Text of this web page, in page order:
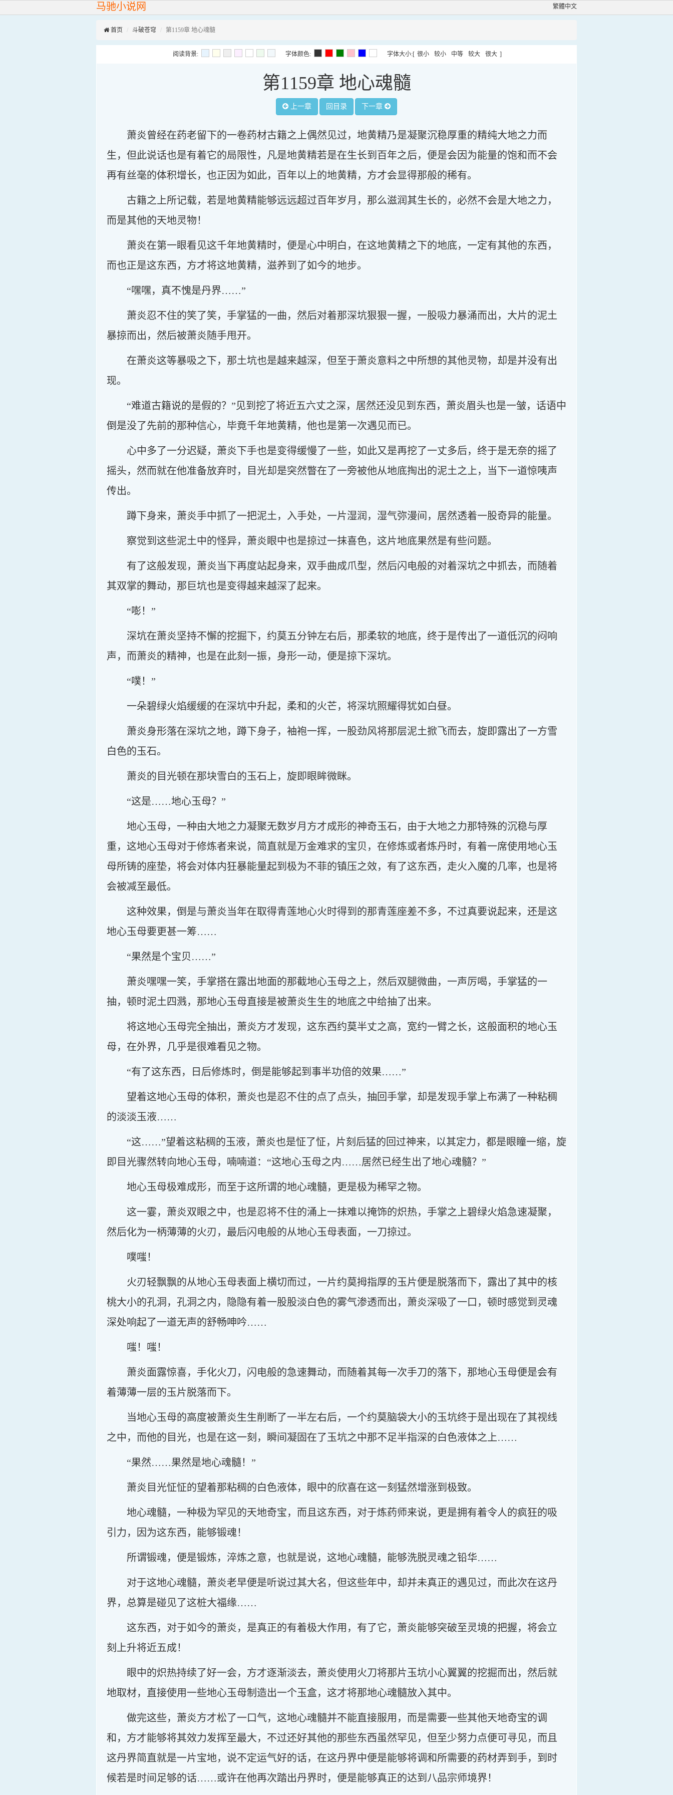
马驰小说网 繁體中文
首页 斗破苍穹 第1159章 地心魂髓
阅读背景: 字体颜色: 字体大小:[ 很小 较小 中等 较大 很大 ]
第1159章 地心魂髓
上一章 回目录 下一章
萧炎曾经在药老留下的一卷药材古籍之上偶然见过，地黄精乃是凝聚沉稳厚重的精纯大地之力而
生，但此说话也是有着它的局限性，凡是地黄精若是在生长到百年之后，便是会因为能量的饱和而不会
再有丝毫的体积增长，也正因为如此，百年以上的地黄精，方才会显得那般的稀有。
古籍之上所记载，若是地黄精能够远远超过百年岁月，那么滋润其生长的，必然不会是大地之力，
而是其他的天地灵物！
萧炎在第一眼看见这千年地黄精时，便是心中明白，在这地黄精之下的地底，一定有其他的东西，
而也正是这东西，方才将这地黄精，滋养到了如今的地步。
“嘿嘿，真不愧是丹界……”
萧炎忍不住的笑了笑，手掌猛的一曲，然后对着那深坑狠狠一握，一股吸力暴涌而出，大片的泥土
暴掠而出，然后被萧炎随手甩开。
在萧炎这等暴吸之下，那土坑也是越来越深，但至于萧炎意料之中所想的其他灵物，却是并没有出
现。
“难道古籍说的是假的？”见到挖了将近五六丈之深，居然还没见到东西，萧炎眉头也是一皱，话语中
倒是没了先前的那种信心，毕竟千年地黄精，他也是第一次遇见而已。
心中多了一分迟疑，萧炎下手也是变得缓慢了一些，如此又是再挖了一丈多后，终于是无奈的摇了
摇头，然而就在他准备放弃时，目光却是突然瞥在了一旁被他从地底掏出的泥土之上，当下一道惊咦声
传出。
蹲下身来，萧炎手中抓了一把泥土，入手处，一片湿润，湿气弥漫间，居然透着一股奇异的能量。
察觉到这些泥土中的怪异，萧炎眼中也是掠过一抹喜色，这片地底果然是有些问题。
有了这般发现，萧炎当下再度站起身来，双手曲成爪型，然后闪电般的对着深坑之中抓去，而随着
其双掌的舞动，那巨坑也是变得越来越深了起来。
“嘭！”
深坑在萧炎坚持不懈的挖掘下，约莫五分钟左右后，那柔软的地底，终于是传出了一道低沉的闷响
声，而萧炎的精神，也是在此刻一振，身形一动，便是掠下深坑。
“噗！”
一朵碧绿火焰缓缓的在深坑中升起，柔和的火芒，将深坑照耀得犹如白昼。
萧炎身形落在深坑之地，蹲下身子，袖袍一挥，一股劲风将那层泥土掀飞而去，旋即露出了一方雪
白色的玉石。
萧炎的目光顿在那块雪白的玉石上，旋即眼眸微眯。
“这是……地心玉母？”
地心玉母，一种由大地之力凝聚无数岁月方才成形的神奇玉石，由于大地之力那特殊的沉稳与厚
重，这地心玉母对于修炼者来说，简直就是万金难求的宝贝，在修炼或者炼丹时，有着一席使用地心玉
母所铸的座垫，将会对体内狂暴能量起到极为不菲的镇压之效，有了这东西，走火入魔的几率，也是将
会被减至最低。
这种效果，倒是与萧炎当年在取得青莲地心火时得到的那青莲座差不多，不过真要说起来，还是这
地心玉母要更甚一筹……
“果然是个宝贝……”
萧炎嘿嘿一笑，手掌搭在露出地面的那截地心玉母之上，然后双腿微曲，一声厉喝，手掌猛的一
抽，顿时泥土四溅，那地心玉母直接是被萧炎生生的地底之中给抽了出来。
将这地心玉母完全抽出，萧炎方才发现，这东西约莫半丈之高，宽约一臂之长，这般面积的地心玉
母，在外界，几乎是很难看见之物。
“有了这东西，日后修炼时，倒是能够起到事半功倍的效果……”
望着这地心玉母的体积，萧炎也是忍不住的点了点头，抽回手掌，却是发现手掌上布满了一种粘稠
的淡淡玉液……
“这……”望着这粘稠的玉液，萧炎也是怔了怔，片刻后猛的回过神来，以其定力，都是眼瞳一缩，旋
即目光骤然转向地心玉母，喃喃道：“这地心玉母之内……居然已经生出了地心魂髓？”
地心玉母极难成形，而至于这所谓的地心魂髓，更是极为稀罕之物。
这一霎，萧炎双眼之中，也是忍将不住的涌上一抹难以掩饰的炽热，手掌之上碧绿火焰急速凝聚，
然后化为一柄薄薄的火刃，最后闪电般的从地心玉母表面，一刀掠过。
噗嗤！
火刃轻飘飘的从地心玉母表面上横切而过，一片约莫拇指厚的玉片便是脱落而下，露出了其中的核
桃大小的孔洞，孔洞之内，隐隐有着一股股淡白色的雾气渗透而出，萧炎深吸了一口，顿时感觉到灵魂
深处响起了一道无声的舒畅呻吟……
嗤！嗤！
萧炎面露惊喜，手化火刀，闪电般的急速舞动，而随着其每一次手刀的落下，那地心玉母便是会有
着薄薄一层的玉片脱落而下。
当地心玉母的高度被萧炎生生削断了一半左右后，一个约莫脑袋大小的玉坑终于是出现在了其视线
之中，而他的目光，也是在这一刻，瞬间凝固在了玉坑之中那不足半指深的白色液体之上……
“果然……果然是地心魂髓！”
萧炎目光怔怔的望着那粘稠的白色液体，眼中的欣喜在这一刻猛然增涨到极致。
地心魂髓，一种极为罕见的天地奇宝，而且这东西，对于炼药师来说，更是拥有着令人的疯狂的吸
引力，因为这东西，能够锻魂！
所谓锻魂，便是锻炼，淬炼之意，也就是说，这地心魂髓，能够洗脱灵魂之铅华……
对于这地心魂髓，萧炎老早便是听说过其大名，但这些年中，却并未真正的遇见过，而此次在这丹
界，总算是碰见了这桩大福缘……
这东西，对于如今的萧炎，是真正的有着极大作用，有了它，萧炎能够突破至灵境的把握，将会立
刻上升将近五成！
眼中的炽热持续了好一会，方才逐渐淡去，萧炎使用火刀将那片玉坑小心翼翼的挖掘而出，然后就
地取材，直接使用一些地心玉母制造出一个玉盒，这才将那地心魂髓放入其中。
做完这些，萧炎方才松了一口气，这地心魂髓并不能直接服用，而是需要一些其他天地奇宝的调
和，方才能够将其效力发挥至最大，不过还好其他的那些东西虽然罕见，但至少努力点便可寻见，而且
这丹界简直就是一片宝地，说不定运气好的话，在这丹界中便是能够将调和所需要的药材弄到手，到时
候若是时间足够的话……或许在他再次踏出丹界时，便是能够真正的达到八品宗师境界！